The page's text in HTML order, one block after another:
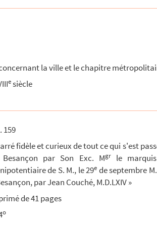
de la cit...
du chapit...
Ignatii Froissar...
de sa prébende » (d...
» (1358-1...
de l'église ...
métropolita...
de Besanço...
et le gouvern...
Chambre des c...
le douaire...
le douaire...
la ville et le chapitre
esiècle
159
fidèle et curieux de tout ce qui s'est
par Son Exc. Mgrle marquis
de S. M., le 29e de septembre
par Jean Couché, M.D.LXIV »
de 41 pages
o